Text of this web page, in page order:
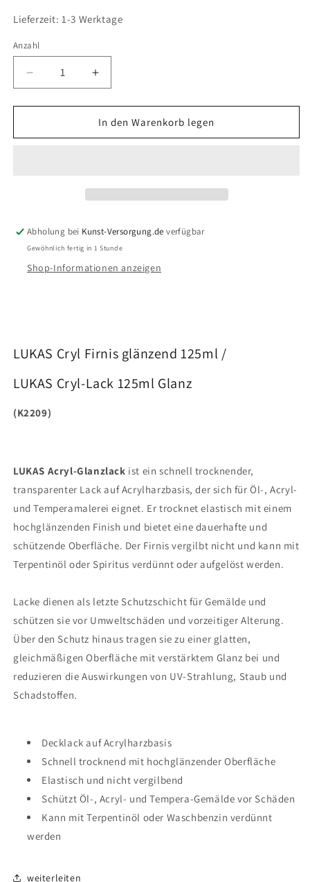
Lieferzeit: 1-3 Werktage
Anzahl
Verringere
die
Menge
LUKAS
(125ml)
Erhöhe
die
Menge
für
LUKAS
(125ml)
In den Warenkorb legen
Abholung bei Kunst-Versorgung.de verfügbar
Gewöhnlich fertig in 1 Stunde
Shop-Informationen anzeigen
LUKAS Cryl Firnis glänzend 125ml /
LUKAS Cryl-Lack 125ml Glanz
(K2209)
LUKAS Acryl-Glanzlack ist ein schnell trocknender,
transparenter Lack auf Acrylharzbasis, der sich für Öl-, Acryl-
und Temperamalerei eignet. Er trocknet elastisch mit einem
hochglänzenden Finish und bietet eine dauerhafte und
schützende Oberfläche. Der Firnis vergilbt nicht und kann mit
Terpentinöl oder Spiritus verdünnt oder aufgelöst werden.
Lacke dienen als letzte Schutzschicht für Gemälde und
schützen sie vor Umweltschäden und vorzeitiger Alterung.
Über den Schutz hinaus tragen sie zu einer glatten,
gleichmäßigen Oberfläche mit verstärktem Glanz bei und
reduzieren die Auswirkungen von UV-Strahlung, Staub und
Schadstoffen.
Decklack auf Acrylharzbasis
Schnell trocknend mit hochglänzender Oberfläche
Elastisch und nicht vergilbend
Schützt Öl-, Acryl- und Tempera-Gemälde vor Schäden
Kann mit Terpentinöl oder Waschbenzin verdünnt
werden
weiterleiten